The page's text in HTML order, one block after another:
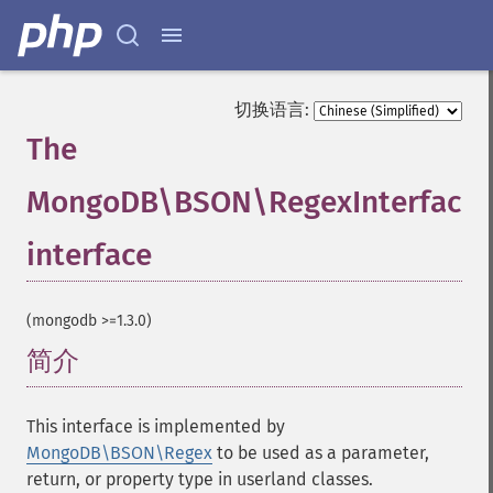
切换语言:
The
MongoDB\BSON\RegexInterface
interface
(mongodb >=1.3.0)
简介
This interface is implemented by
MongoDB\BSON\Regex to be used as a parameter,
return, or property type in userland classes.